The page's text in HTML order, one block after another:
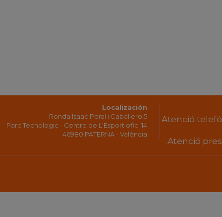
Localización
Ronda Isaac Peral i Caballero,5
Parc Tecnologic - Centre de L'Esport ofic. 14
46980 PATERNA - Valéncia
Atenció
Atenció